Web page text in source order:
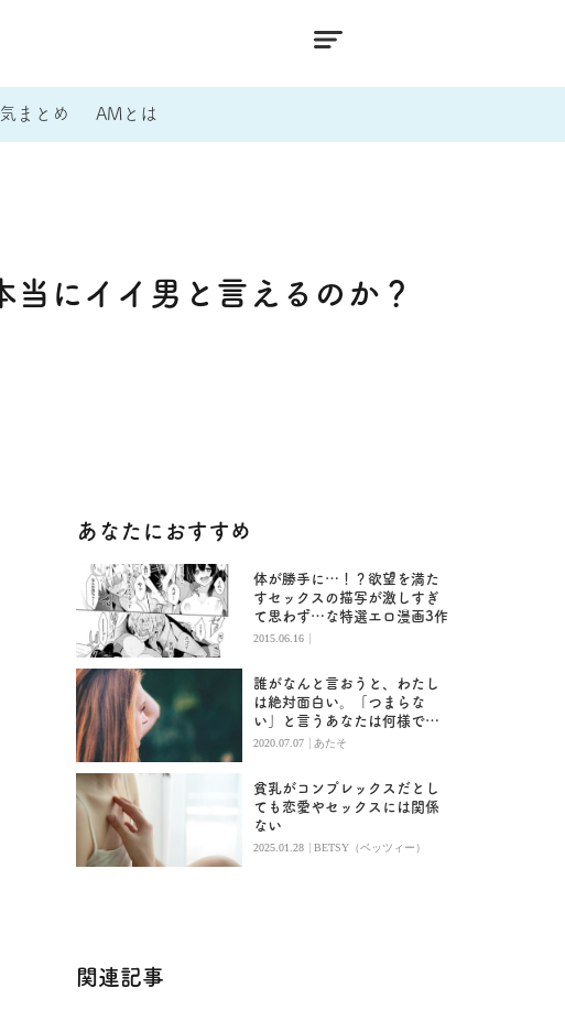
まとめ AMとは
当にイイ男と言えるのか？
あなたにおすすめ
体が勝手に…！？欲望を満た
すセックスの描写が激しすぎ
て思わず…な特選エロ漫画3作
2015.06.16 |
誰がなんと言おうと、わたし
は絶対面白い。「つまらな
い」と言うあなたは何様です
か？
2020.07.07 | あたそ
貧乳がコンプレックスだとし
ても恋愛やセックスには関係
ない
2025.01.28 | BETSY（ベッツィー）
関連記事